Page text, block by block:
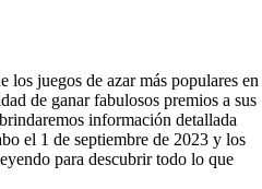
los juegos de azar más populares en
de ganar fabulosos premios a sus
información detallada
el 1 de septiembre de 2023 y los
para descubrir todo lo que